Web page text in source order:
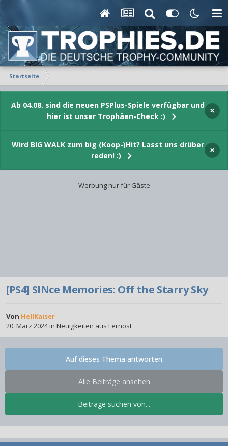
Startseite
Ab 04.08. sind die neuen PSPlus-Spiele verfügbar und
hier ist unser Trophäen-Check :)
×
Wird BIG WALK zum big (Koop-)Hit? Lasst uns drüber
reden! :)
×
- Werbung nur für Gäste -
[PS4] SINce Memories: Off the Starry Sky
Von HellKaiser
20. März 2024in Neuigkeiten aus Fernost
Beiträge suchen von...
Alle Beiträge ansehen
Auf dieses Thema antworten